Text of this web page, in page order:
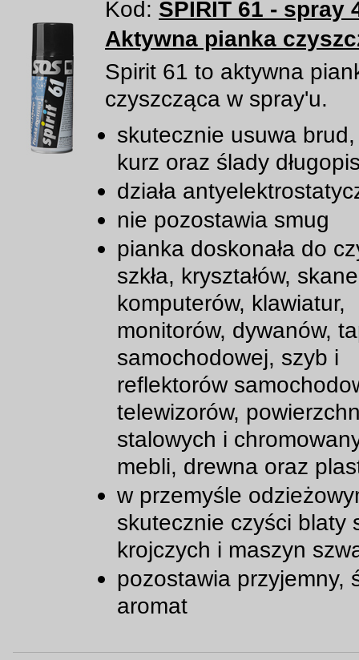
Kod: SPIRIT 61 - spray
Aktywna pianka
Spirit 61 to aktywna
czyszcząca w spray'u.
skutecznie usuwa brud,
kurz oraz ślady
działa
nie pozostawia smug
pianka doskonała do
szkła, kryształów,
komputerów, klawiatur,
monitorów, dywanów,
samochodowej, szyb i
reflektorów
telewizorów,
stalowych i
mebli, drewna oraz
w przemyśle
skutecznie czyści blaty
krojczych i maszyn
pozostawia przyjemny,
aromat